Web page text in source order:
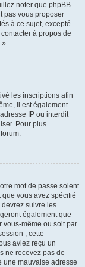
noter que phpBB
pas vous proposer
à ce sujet, excepté
à propos de
».
les inscriptions afin
il est également
IP ou interdit
Pour plus
mot de passe soient
que vous avez spécifié
suivre les
également que
vous-même ou soit par
; cette
aviez reçu un
ne recevez pas de
une mauvaise adresse